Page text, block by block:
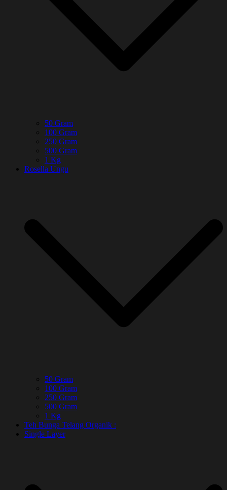
50 Gram
100 Gram
250 Gram
500 Gram
1 Kg
Rosella Ungu
50 Gram
100 Gram
250 Gram
500 Gram
1 Kg
Teh Bunga Telang Organik :
Single Layer